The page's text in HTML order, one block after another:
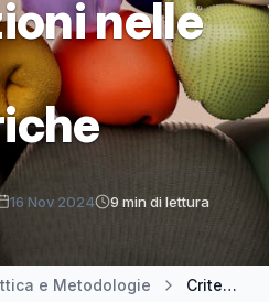
nelle
16 Nov 2024 9 min di lettura
e Metodologie Criteri di Congruenza: Fondamenti e Applicazioni nelle Figure Geometriche